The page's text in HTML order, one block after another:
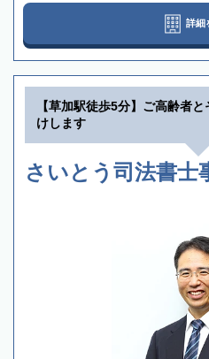
詳細
【草加駅徒歩5分】ご高齢者
けします
さいとう司法書士